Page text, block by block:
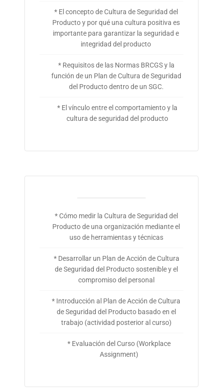
* El concepto de Cultura de Seguridad del
Producto y por qué una cultura positiva es
importante para garantizar la seguridad e
integridad del producto
* Requisitos de las Normas BRCGS y la
función de un Plan de Cultura de Seguridad
del Producto dentro de un SGC.
* El vínculo entre el comportamiento y la
cultura de seguridad del producto
* Cómo medir la Cultura de Seguridad del
Producto de una organización mediante el
uso de herramientas y técnicas
* Desarrollar un Plan de Acción de Cultura
de Seguridad del Producto sostenible y el
compromiso del personal
* Introducción al Plan de Acción de Cultura
de Seguridad del Producto basado en el
trabajo (actividad posterior al curso)
* Evaluación del Curso (Workplace
Assignment)